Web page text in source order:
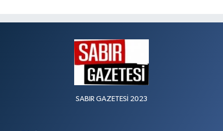
SABIR GAZETESİ 2023